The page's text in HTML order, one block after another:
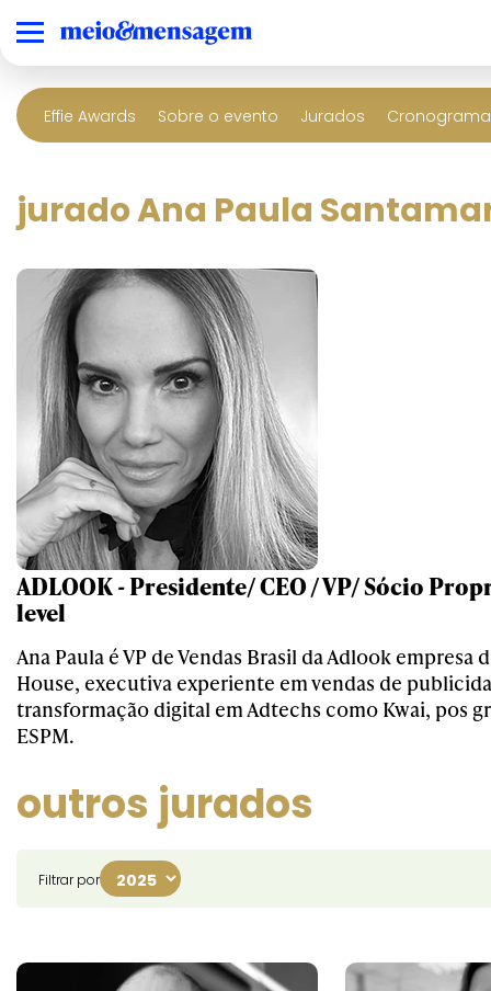
Effie Awards Sobre o evento Jurados
jurado Ana Paula
ADLOOK - Presidente/ CEO / VP/ Sócio
level
Ana Paula é VP de Vendas Brasil da Adlook empresa
House, executiva experiente em vendas de
transformação digital em Adtechs como Kwai, pos
ESPM.
outros jurados
Filtrar por